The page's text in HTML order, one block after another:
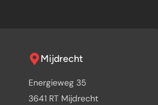
Mijdrecht
Energieweg 35
3641 RT Mijdrecht